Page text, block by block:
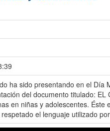
ha sido presentando en el Día
del documento titulado: EL
en niñas y adolescentes.
el lenguaje utilizado